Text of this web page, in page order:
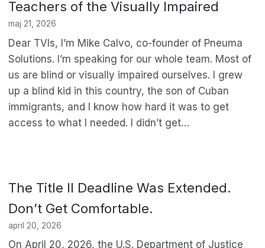
Teachers of the Visually Impaired
maj 21, 2026
Dear TVIs, I’m Mike Calvo, co-founder of Pneuma
Solutions. I’m speaking for our whole team. Most of
us are blind or visually impaired ourselves. I grew
up a blind kid in this country, the son of Cuban
immigrants, and I know how hard it was to get
access to what I needed. I didn’t get…
The Title II Deadline Was Extended.
Don’t Get Comfortable.
april 20, 2026
On April 20, 2026, the U.S. Department of Justice